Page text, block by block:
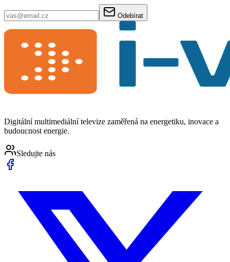
Odebírat
Digitální multimediální televize zaměřená na energetiku, inovace a
budoucnost energie.
Sledujte nás